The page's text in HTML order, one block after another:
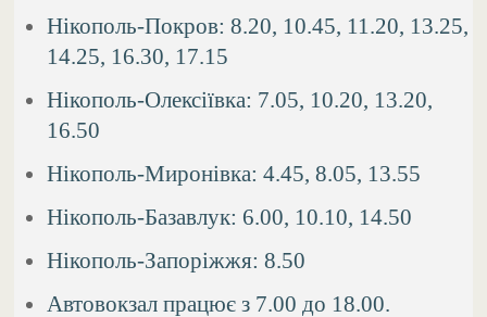
Нікополь-Покров: 8.20, 10.45, 11.20, 13.25,
14.25, 16.30, 17.15
Нікополь-Олексіївка: 7.05, 10.20, 13.20,
16.50
Нікополь-Миронівка: 4.45, 8.05, 13.55
Нікополь-Базавлук: 6.00, 10.10, 14.50
Нікополь-Запоріжжя: 8.50
Автовокзал працює з 7.00 до 18.00.